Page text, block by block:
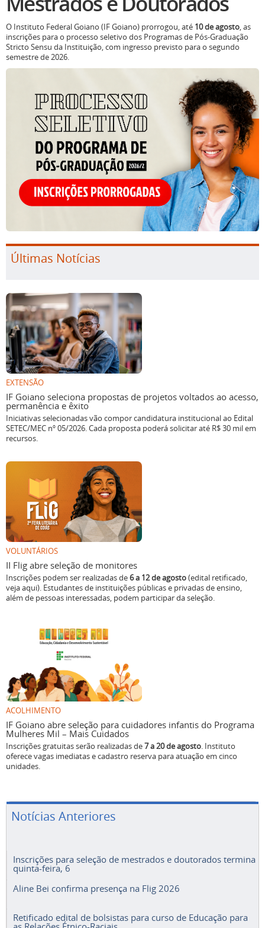
O Instituto Federal Goiano (IF Goiano) prorrogou, até 10 de agosto, as
inscrições para o processo seletivo dos Programas de Pós-Graduação
Stricto Sensu da Instituição, com ingresso previsto para o segundo
semestre de 2026.
Últimas Notícias
EXTENSÃO
IF Goiano seleciona propostas de projetos voltados ao acesso,
permanência e êxito
Iniciativas selecionadas vão compor candidatura institucional ao Edital
SETEC/MEC nº 05/2026. Cada proposta poderá solicitar até R$ 30 mil em
recursos.
VOLUNTÁRIOS
II Flig abre seleção de monitores
Inscrições podem ser realizadas de6 a 12 de agosto(edital retificado,
veja aqui). Estudantes de instituições públicas e privadas de ensino,
além de pessoas interessadas, podem participar da seleção.
ACOLHIMENTO
IF Goiano abre seleção para cuidadores infantis do Programa
Mulheres Mil – Mais Cuidados
Inscrições gratuitas serão realizadas de7 a 20 de agosto. Instituto
oferece vagas imediatas e cadastro reserva para atuação em cinco
unidades.
Notícias Anteriores
Inscrições para seleção de mestrados e doutorados termina
quinta-feira, 6
Aline Bei confirma presença na Flig 2026
Retificado edital de bolsistas para curso de Educação para